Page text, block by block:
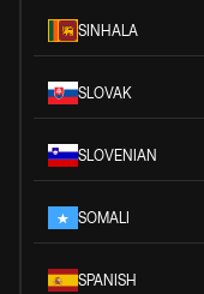
SINHALA
SLOVAK
SLOVENIAN
SOMALI
SPANISH